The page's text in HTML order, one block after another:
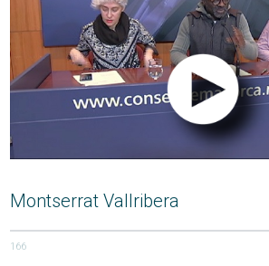
Montserrat Vallribera
166